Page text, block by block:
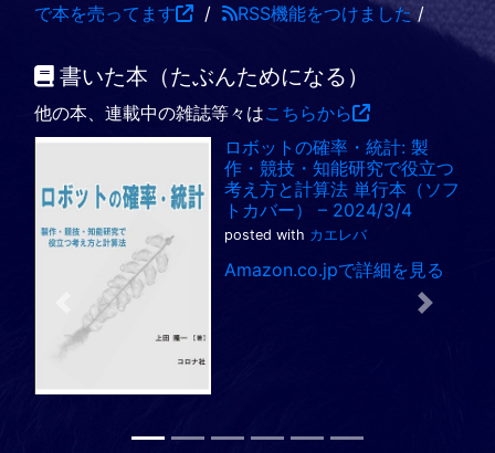
で本を売ってます
/ RSS機能をつけました /
書いた本（たぶんためになる）
他の本、連載中の雑誌等々はこちらから
ロボットの確率・統計: 製
作・競技・知能研究で役立つ
考え方と計算法 単行本（ソフ
トカバー） – 2024/3/4
posted with カエレバ
Amazon.co.jpで詳細を見る
Previous Next